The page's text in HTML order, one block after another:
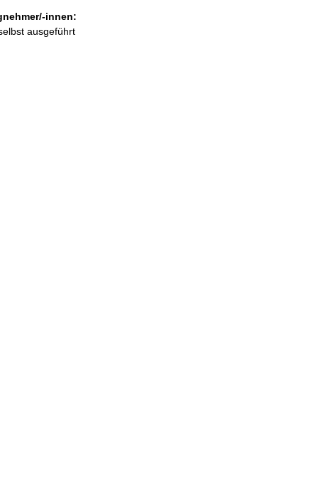
innen:
ausgeführt